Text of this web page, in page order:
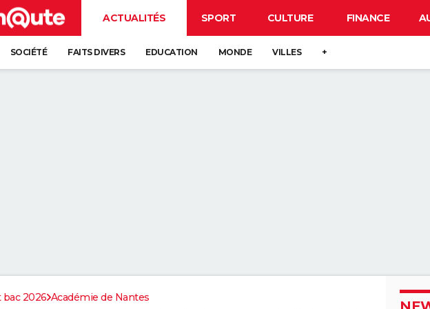
ACTUALITÉS SPORT CULTURE FINANCE
SOCIÉTÉ FAITS DIVERS EDUCATION MONDE VILLES +
bac 2026 Académie de Nantes